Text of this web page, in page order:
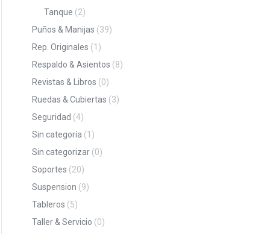
Tanque (2)
Puños & Manijas (39)
Rep. Originales (1)
Respaldo & Asientos (8)
Revistas & Libros (0)
Ruedas & Cubiertas (3)
Seguridad (4)
Sin categoría (1)
Sin categorizar (0)
Soportes (20)
Suspension (9)
Tableros (5)
Taller & Servicio (0)